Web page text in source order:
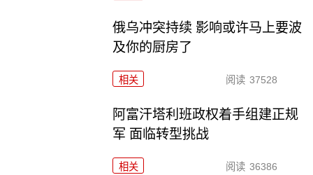
俄乌冲突持续 影响或许马上要波
及你的厨房了
相关 阅读 37528
阿富汗塔利班政权着手组建正规
军 面临转型挑战
相关 阅读 36386